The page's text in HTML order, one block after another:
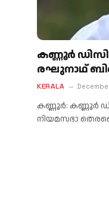
കണ്ണൂർ
രഘുനാഥ്
KERALA
കണ്ണൂർ: കണ്ണൂർ
നിയമസഭാ